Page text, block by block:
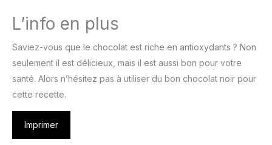
L’info en plus
Saviez-vous que le chocolat est riche en antioxydants ? Non
seulement il est délicieux, mais il est aussi bon pour votre
santé. Alors n’hésitez pas à utiliser du bon chocolat noir pour
cette recette.
Imprimer